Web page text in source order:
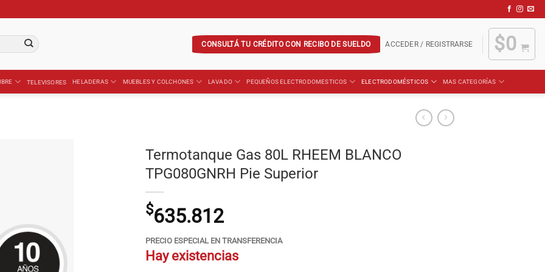
CONSULTÁ TU CRÉDITO CON RECIBO DE SUELDO ACCEDER / REGISTRARSE $0
TELEVISORES HELADERAS MUEBLES Y COLCHONES LAVADO PEQUEÑOS ELECTRODOMESTICOS ELECTRODOMÉSTICOS MAS CATEGORÍAS
Termotanque Gas 80L RHEEM BLANCO
TPG080GNRH Pie Superior
$635.812
PRECIO ESPECIAL EN TRANSFERENCIA
Hay existencias